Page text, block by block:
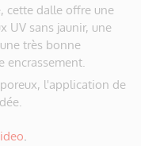
cette dalle offre une
UV sans jaunir, une
très bonne
encrassement.
l'application de
.